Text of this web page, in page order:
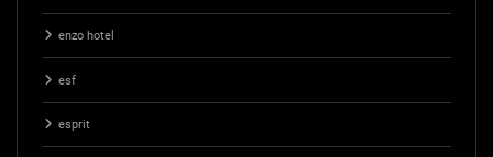
enzo hotel
esf
esprit